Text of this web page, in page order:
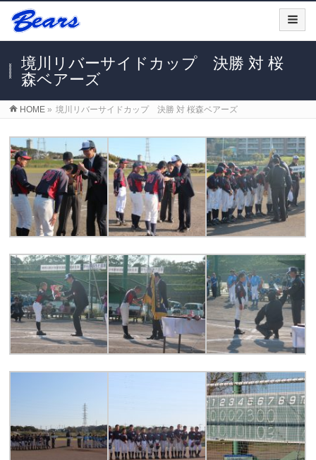
境川リバーサイドカップ 決勝 対 桜
森ベアーズ
HOME » 境川リバーサイドカップ 決勝 対 桜森ベアーズ